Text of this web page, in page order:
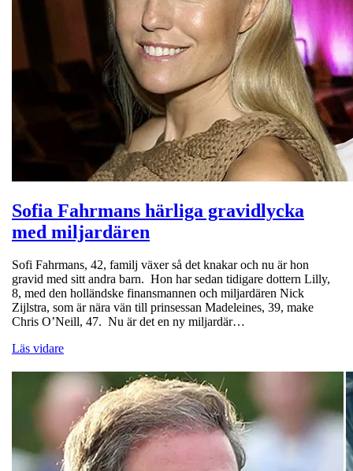
Sofia Fahrmans härliga gravidlycka
med miljardären
Sofi Fahrmans, 42, familj växer så det knakar och nu är hon
gravid med sitt andra barn. Hon har sedan tidigare dottern Lilly,
8, med den holländske finansmannen och miljardären Nick
Zijlstra, som är nära vän till prinsessan Madeleines, 39, make
Chris O’Neill, 47. Nu är det en ny miljardär…
Läs vidare